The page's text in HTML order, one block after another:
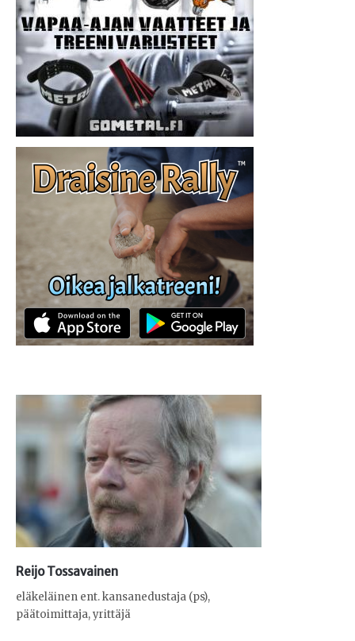
Reijo Tossavainen
eläkeläinen ent. kansanedustaja (ps),
päätoimittaja, yrittäjä